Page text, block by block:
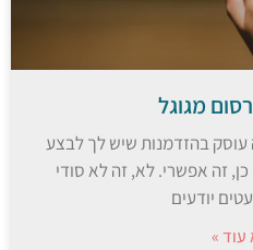
מגוגל
עוסק בהזדמנות שיש לך לבצע
זה אפשרי. לא, זה לא סודי
יודעים
עוד »